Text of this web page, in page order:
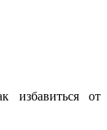
избавиться от